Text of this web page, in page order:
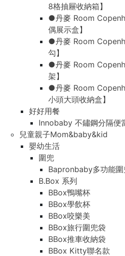
8格抽屜收納箱】
●丹麥 Room
偶展示盒】
●丹麥 Room
勾】
●丹麥 Room
架】
●丹麥 Room
小頭大頭收納盒】
好好用餐
Innobaby 不鏽鋼分隔便
兒童親子Mom&baby&kid
嬰幼生活
圍兜
Bapronbaby多功能圍
B.Box 系列
BBox鴨嘴杯
BBox學飲杯
BBox咬樂美
BBox旅行圍兜袋
BBox推車收納袋
BBox Kitty聯名款